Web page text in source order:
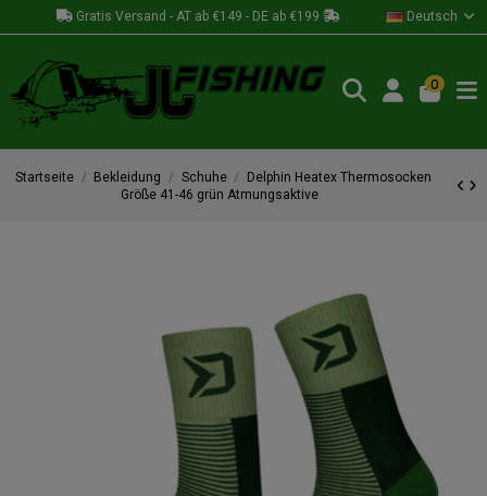
Gratis Versand - AT ab €149 - DE ab €199 Deutsch
0
Startseite Bekleidung Schuhe
Delphin Heatex Thermosocken
Größe 41-46 grün Atmungsaktive